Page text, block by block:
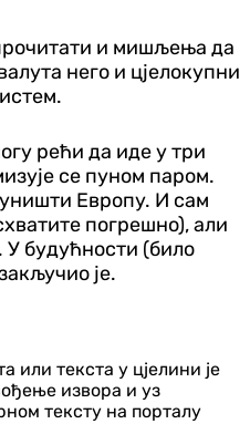
и мишљења да
него и цјелокупни
рећи да иде у три
се пуном паром.
Европу. И сам
погрешно), али
У будућности (било
је.
или текста у цјелини је
извора и уз
тексту на порталу